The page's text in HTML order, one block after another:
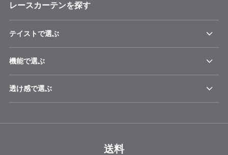
レースカーテンを探す
テイストで選ぶ
機能で選ぶ
透け感で選ぶ
送料